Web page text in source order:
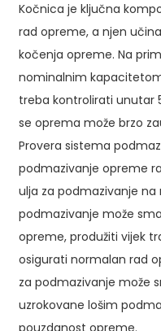
Kočnica je ključna
rad opreme, a njen
kočenja opreme. Na
nominalnim
treba kontrolirati unutar
se oprema može brzo
Provera sistema
podmazivanje opreme
ulja za podmazivanje
podmazivanje može
opreme, produžiti vijek
osigurati normalan rad
za podmazivanje može
uzrokovane lošim